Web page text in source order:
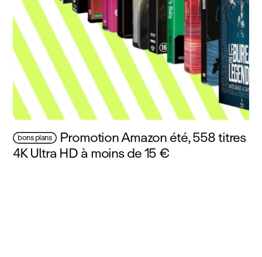
bons plans Promotion Amazon été, 558 titres
4K Ultra HD à moins de 15 €